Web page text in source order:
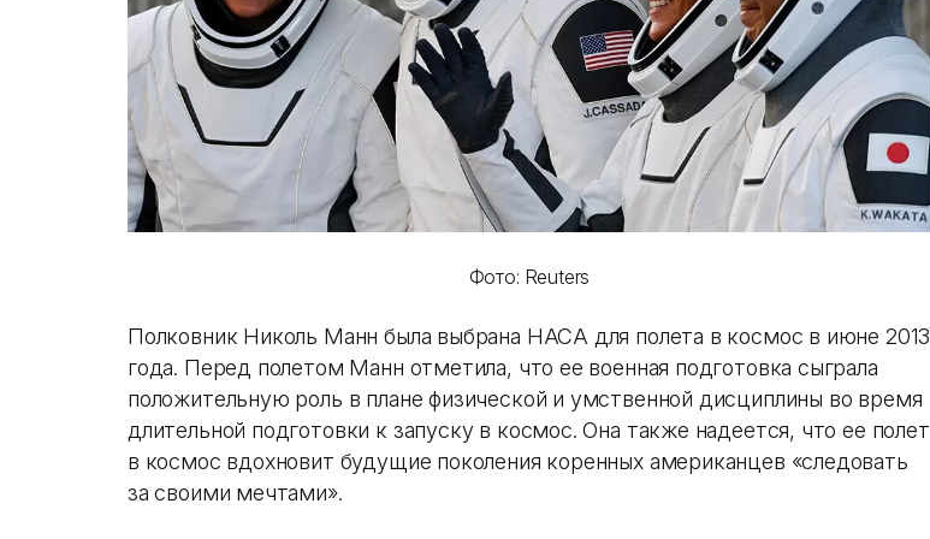
Фото: Reuters
Полковник Николь Манн была выбрана НАСА для полета в космос в июне 2013
года. Перед полетом Манн отметила, что ее военная подготовка сыграла
положительную роль в плане физической и умственной дисциплины во время
длительной подготовки к запуску в космос. Она также надеется, что ее полет
в космос вдохновит будущие поколения коренных американцев «следовать
за своими мечтами».